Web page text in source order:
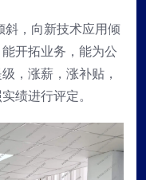
，向新技术应用倾
开拓业务，能为公
，涨薪，涨补贴，
绩进行评定。